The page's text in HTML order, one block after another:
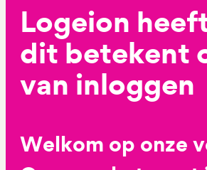
Logeion
dit betekent
van inloggen
Welkom op onze